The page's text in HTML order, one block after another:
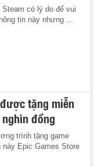
Steam có lý do để vui
tin này nhưng ...
tặng miễn
đồng
trình tặng game
này Epic Games Store